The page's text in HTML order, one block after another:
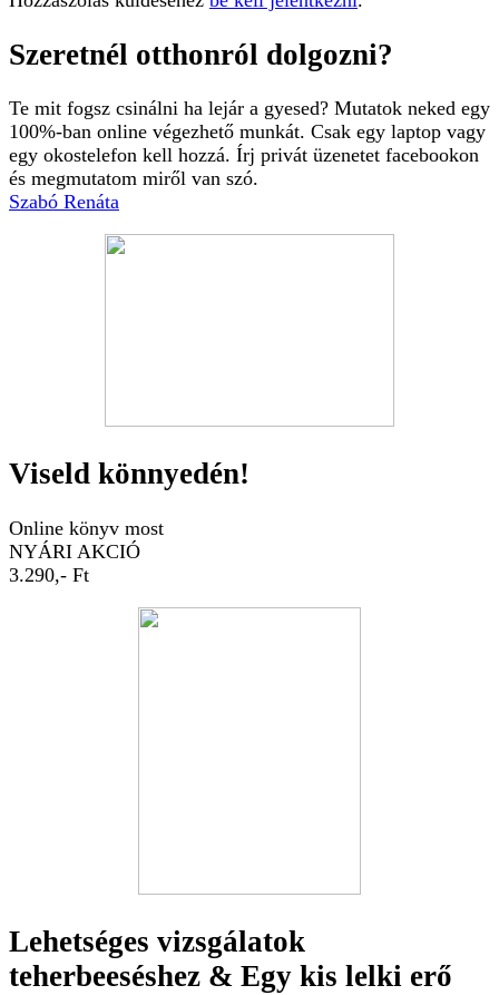
Szeretnél otthonról dolgozni?
Te mit fogsz csinálni ha lejár a gyesed? Mutatok neked egy
100%-ban online végezhető munkát. Csak egy laptop vagy
egy okostelefon kell hozzá. Írj privát üzenetet facebookon
és megmutatom miről van szó.
Szabó Renáta
Viseld könnyedén!
Online könyv most
NYÁRI AKCIÓ
3.290,- Ft
Lehetséges vizsgálatok
teherbeeséshez & Egy kis lelki erő